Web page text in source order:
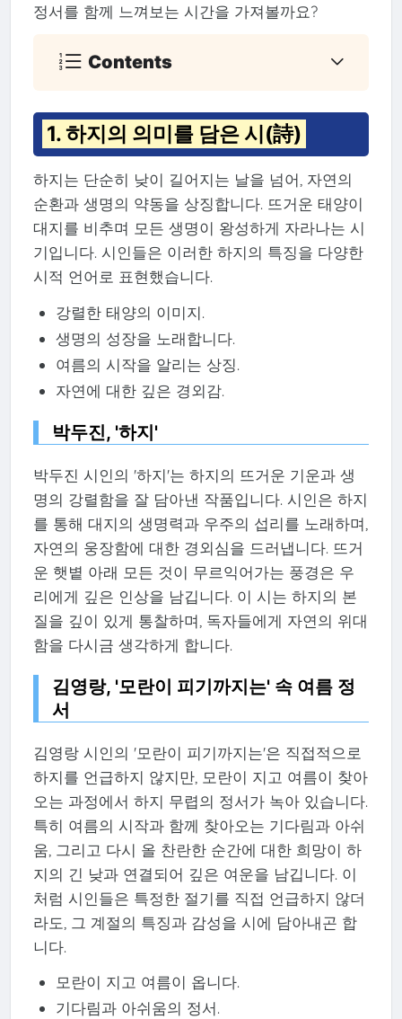
정서를 함께 느껴보는 시간을 가져볼까요?
Contents
1. 하지의 의미를 담은 시(詩)
하지는 단순히 낮이 길어지는 날을 넘어, 자연의
순환과 생명의 약동을 상징합니다. 뜨거운 태양이
대지를 비추며 모든 생명이 왕성하게 자라나는 시
기입니다. 시인들은 이러한 하지의 특징을 다양한
시적 언어로 표현했습니다.
강렬한 태양의 이미지.
생명의 성장을 노래합니다.
여름의 시작을 알리는 상징.
자연에 대한 깊은 경외감.
박두진, '하지'
박두진 시인의 '하지'는 하지의 뜨거운 기운과 생
명의 강렬함을 잘 담아낸 작품입니다. 시인은 하지
를 통해 대지의 생명력과 우주의 섭리를 노래하며,
자연의 웅장함에 대한 경외심을 드러냅니다. 뜨거
운 햇볕 아래 모든 것이 무르익어가는 풍경은 우
리에게 깊은 인상을 남깁니다. 이 시는 하지의 본
질을 깊이 있게 통찰하며, 독자들에게 자연의 위대
함을 다시금 생각하게 합니다.
김영랑, '모란이 피기까지는' 속 여름 정
서
김영랑 시인의 '모란이 피기까지는'은 직접적으로
하지를 언급하지 않지만, 모란이 지고 여름이 찾아
오는 과정에서 하지 무렵의 정서가 녹아 있습니다.
특히 여름의 시작과 함께 찾아오는 기다림과 아쉬
움, 그리고 다시 올 찬란한 순간에 대한 희망이 하
지의 긴 낮과 연결되어 깊은 여운을 남깁니다. 이
처럼 시인들은 특정한 절기를 직접 언급하지 않더
라도, 그 계절의 특징과 감성을 시에 담아내곤 합
니다.
모란이 지고 여름이 옵니다.
기다림과 아쉬움의 정서.